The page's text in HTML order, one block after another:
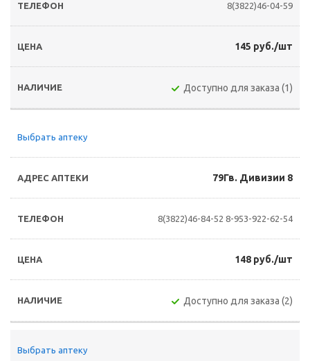
8(3822)46-04-59
145 руб./шт
Доступно для заказа (1)
Выбрать аптеку
79Гв. Дивизии 8
8(3822)46-84-52 8-953-922-62-54
148 руб./шт
Доступно для заказа (2)
Выбрать аптеку